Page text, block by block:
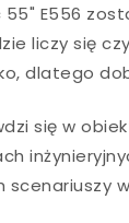
55" E556
liczy się
dlatego
się w
scenariuszy